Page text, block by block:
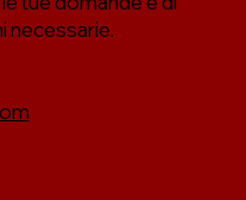
necessarie.